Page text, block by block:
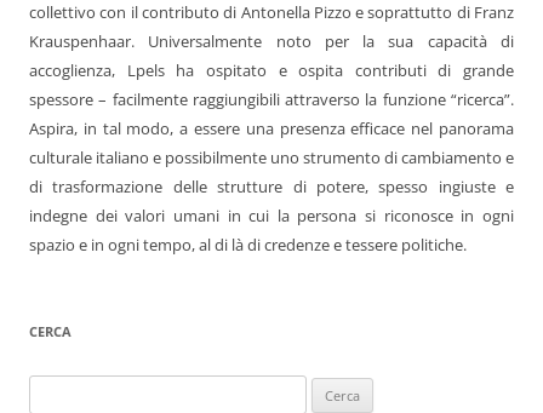
collettivo con il contributo di Antonella Pizzo e soprattutto di Franz
Krauspenhaar. Universalmente noto per la sua capacità di
accoglienza, Lpels ha ospitato e ospita contributi di grande
spessore – facilmente raggiungibili attraverso la funzione “ricerca”.
Aspira, in tal modo, a essere una presenza efficace nel panorama
culturale italiano e possibilmente uno strumento di cambiamento e
di trasformazione delle strutture di potere, spesso ingiuste e
indegne dei valori umani in cui la persona si riconosce in ogni
spazio e in ogni tempo, al di là di credenze e tessere politiche.
CERCA